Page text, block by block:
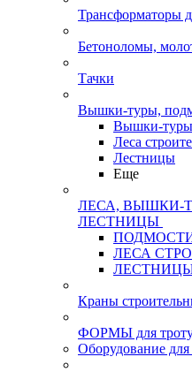
Трансформаторы
Бетоноломы,
Тачки
Вышки-туры,
Вышки-туры
Леса
Лестницы
Еще
ЛЕСА, ВЫШКИ-
ЛЕСТНИЦЫ
ЛЕСА
Краны
ФОРМЫ для
Оборудование